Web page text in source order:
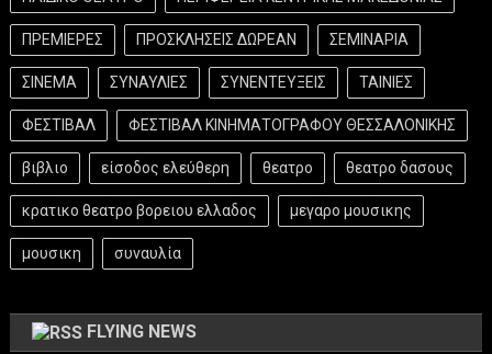
ΠΡΕΜΙΕΡΕΣ ΠΡΟΣΚΛΗΣΕΙΣ ΔΩΡΕΑΝ ΣΕΜΙΝΑΡΙΑ
ΣΙΝΕΜΑ ΣΥΝΑΥΛΙΕΣ ΣΥΝΕΝΤΕΥΞΕΙΣ ΤΑΙΝΙΕΣ
ΦΕΣΤΙΒΑΛ ΦΕΣΤΙΒΑΛ ΚΙΝΗΜΑΤΟΓΡΑΦΟΥ ΘΕΣΣΑΛΟΝΙΚΗΣ
βιβλιο είσοδος ελεύθερη θεατρο θεατρο δασους
κρατικο θεατρο βορειου ελλαδος μεγαρο μουσικης
μουσικη συναυλία
FLYING NEWS